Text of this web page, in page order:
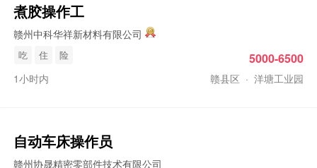
煮胶操作工
赣州中科华祥新材料有限公司
吃 住 险
1小时内 赣县区 · 洋塘工业园
5000-6500
自动车床操作员
赣州协晟精密零部件技术有限公司